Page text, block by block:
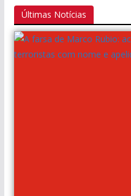
Últimas Notícias